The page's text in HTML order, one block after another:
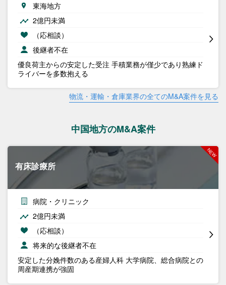
東海地方
2億円未満
（応相談）
後継者不在
優良荷主からの安定した受注 手積業務が僅少であり熟練ド
ライバーを多数抱える
物流・運輸・倉庫業界の全てのM&A案件を見る
中国地方のM&A案件
有床診療所
病院・クリニック
2億円未満
（応相談）
将来的な後継者不在
安定した分娩件数のある産婦人科 大学病院、総合病院との
周産期連携が強固